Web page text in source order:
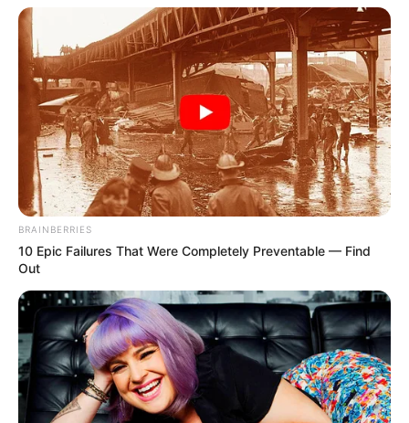
BRAINBERRIES
10 Epic Failures That Were Completely Preventable — Find
Out